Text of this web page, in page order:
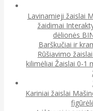
Lavinamieji žaislai
žaidimai
dėlionės
Barškučiai ir
Rūšiavimo žaislai
kilimėliai Žaislai 0-1
Kariniai žaislai